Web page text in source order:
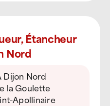
Étancheur
Nord
Dijon Nord
la Goulette
Apollinaire